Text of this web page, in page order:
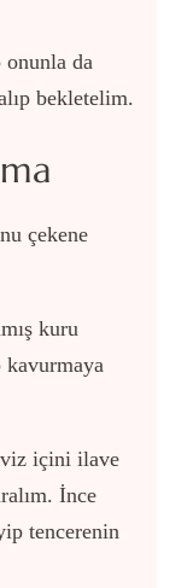
onunla da
bekletelim.
çekene
kuru
kavurmaya
içini ilave
İnce
tencerenin